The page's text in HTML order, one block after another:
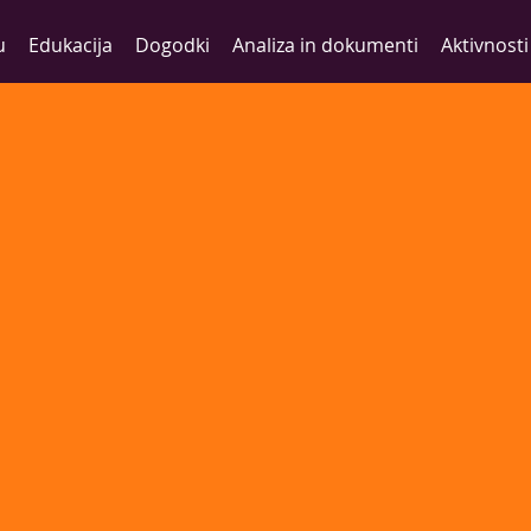
Edukacija Dogodki Analiza in dokumenti Aktivnosti